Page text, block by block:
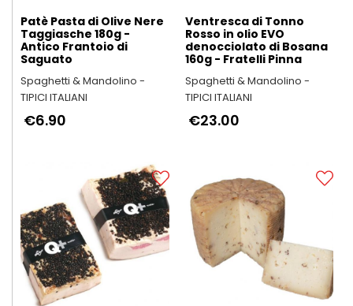
Patè Pasta di Olive Nere
Taggiasche 180g -
Antico Frantoio di
Saguato
Spaghetti & Mandolino -
TIPICI ITALIANI
€6.90
Ventresca di Tonno
Rosso in olio EVO
denocciolato di Bosana
160g - Fratelli Pinna
Spaghetti & Mandolino -
TIPICI ITALIANI
€23.00